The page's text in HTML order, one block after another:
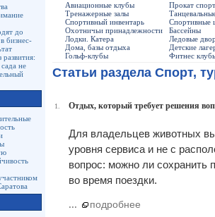
до
бизнес-
не
Авиационные клубы
Прокат
Тренажерные залы
Спортивный инвентарь
Спортивные
Охотничьи принадлежности
Бассейны
Лодки. Катера
Ледовые
Дома, базы отдыха
Детские
Гольф-клубы
Фитнес
Статьи раздела Спорт,
1. Отдых, который требует решения
Для владельцев животных
уровня сервиса и не с
вопрос: можно ли сохранить
во время поездки.
... подробнее